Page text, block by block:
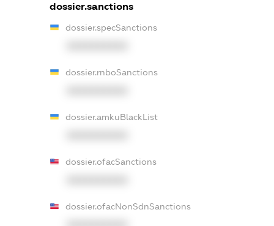
dossier.sanctions
dossier.specSanctions
dossier.rnboSanctions
dossier.amkuBlackList
dossier.ofacSanctions
dossier.ofacNonSdnSanctions